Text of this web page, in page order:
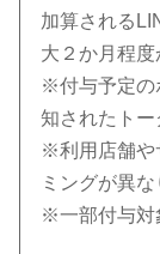
加算される
大２か月程度
※付与予定の
知されたト
※利用店舗や
ミングが異
※一部付与対